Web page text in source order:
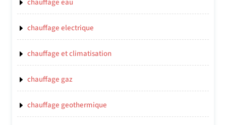
chauffage eau
chauffage electrique
chauffage et climatisation
chauffage gaz
chauffage geothermique